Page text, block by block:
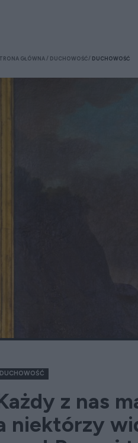
GŁÓWNA DUCHOWOŚĆ DUCHOWOŚĆ
DUCHOWOŚĆ
z nas
niektórzy